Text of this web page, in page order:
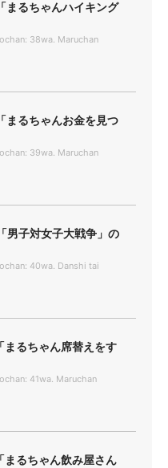
るちゃんハイキング
38wa. Maruchan
るちゃんお金を見つ
39wa. Maruchan
子対女子大戦争」の
40wa. Danshi tai
るちゃん席替えをす
41wa. Maruchan
るちゃん飲み屋さん